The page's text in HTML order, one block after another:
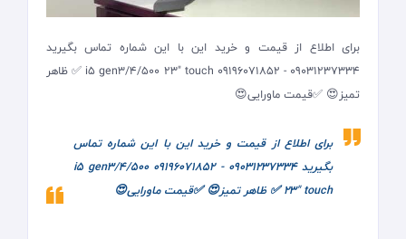
برای اطلاع از قیمت و خرید این با این شماره تماس بگیرید
09031237334 - 09196071852 i5 gen3/4/500 23" touch ✅ ظاهر
تمیز😍 ✅قیمت ماورایی😍
برای اطلاع از قیمت و خرید این با این شماره تماس
بگیرید 09031237334 - 09196071852 i5 gen3/4/500
23" touch ✅ ظاهر تمیز😍 ✅قیمت ماورایی😍